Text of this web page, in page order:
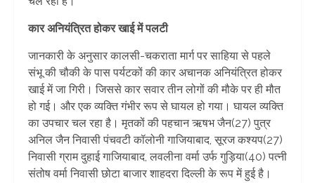
कार अनियंत्रित होकर खाई में पलटी
जानकारी के अनुसार कालसी-चकराता मार्ग पर साहिया से पहले
संभू की चौकी के पास पर्यटकों की कार अचानक अनियंत्रित होकर
खाई में जा गिरी। जिससे कार सवार तीन लोगों की मौके पर ही मौत
हो गई। और एक व्यक्ति गंभीर रूप से घायल हो गया। घायल व्यक्ति
का उपचार चल रहा है। मृतकों की पहचान ऋषभ जैन(27) पुत्र
अनिल जैन निवासी पंचवटी कॉलोनी गाजियाबाद, सूरज कश्यप(27)
निवासी ग्राम दुहाई गाजियाबाद, लवलीना वर्मा उर्फ गुड़िया(40) पत्नी
संतोष वर्मा निवासी छोटा बाजार शाहदरा दिल्ली के रूप में हुई है।